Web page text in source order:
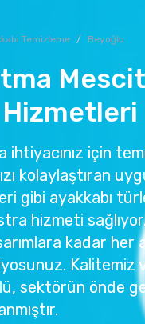
Temizleme Beyoğlu
Mescit
için
kolaylaştıran
gibi ayakkabı
hizmeti
kadar her
Kalitemiz
sektörün önde